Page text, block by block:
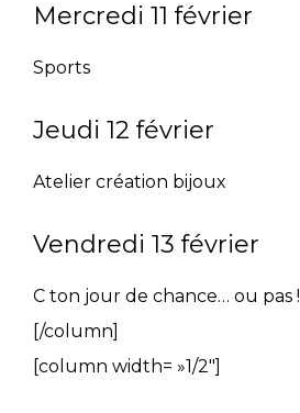
Mercredi 11 février
Sports
Jeudi 12 février
Atelier création bijoux
Vendredi 13 février
C ton jour de chance… ou pas !
[/column]
[column width= »1/2″]